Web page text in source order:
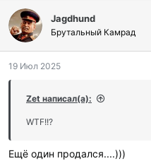
л
а
г
о
а
и
и
Jagdhund
Брутальный Камрад
19 Июл 2025
Zet написал(а):
WTF!!?
Ещё один продался....)))